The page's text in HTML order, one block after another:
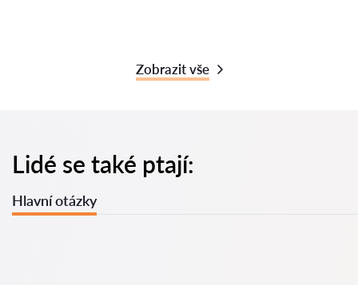
Zobrazit vše
Lidé se také ptají:
Hlavní otázky